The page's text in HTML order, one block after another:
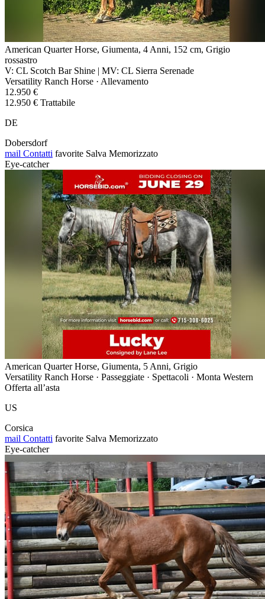
American Quarter Horse, Giumenta, 4 Anni, 152 cm, Grigio
rossastro
V: CL Scotch Bar Shine | MV: CL Sierra Serenade
Versatility Ranch Horse · Allevamento
12.950 €
12.950 € Trattabile
DE
Dobersdorf
mail Contatti favorite Salva Memorizzato
Eye-catcher
American Quarter Horse, Giumenta, 5 Anni, Grigio
Versatility Ranch Horse · Passeggiate · Spettacoli · Monta Western
Offerta all’asta
US
Corsica
mail Contatti favorite Salva Memorizzato
Eye-catcher